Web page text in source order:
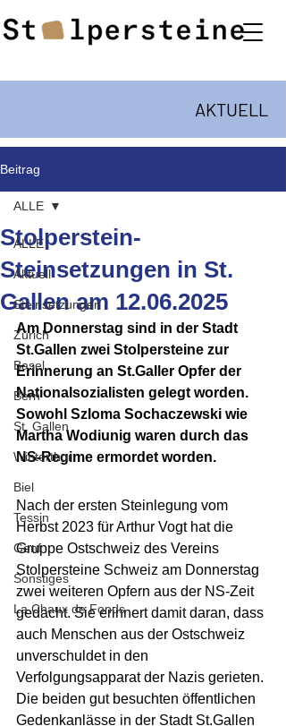
AKTUELL
Beitrag
ALLE
Aktuell
Steinsetzungen
Zürich
Basel
Bern
St. Gallen
Winterthur
Biel
Tessin
Genf
Sonstiges
La Chaux de Fonds
ALLE
Stolperstein-
Steinsetzungen in St.
Gallen am 12.06.2025
Am Donnerstag sind in der Stadt
St.Gallen zwei Stolpersteine zur
Erinnerung an St.Galler Opfer der
Nationalsozialisten gelegt worden.
Sowohl Szloma Sochaczewski wie
Martha Wodiunig waren durch das
NS-Regime ermordet worden.
Nach der ersten Steinlegung vom
Herbst 2023 für Arthur Vogt hat die
Gruppe Ostschweiz des Vereins
Stolpersteine Schweiz am Donnerstag
zwei weiteren Opfern aus der NS-Zeit
gedacht. Sie erinnert damit daran, dass
auch Menschen aus der Ostschweiz
unverschuldet in den
Verfolgungsapparat der Nazis gerieten.
Die beiden gut besuchten öffentlichen
Gedenkanlässe in der Stadt St.Gallen